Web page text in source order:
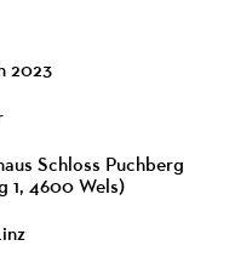
2023
Schloss Puchberg
1, 4600 Wels)